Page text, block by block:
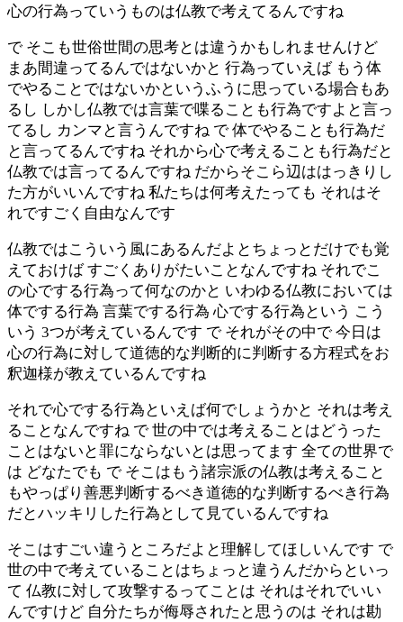
心の行為っていうものは仏教で考えてるんですね
で そこも世俗世間の思考とは違うかもしれませんけど
まあ間違ってるんではないかと 行為っていえば もう体
でやることではないかというふうに思っている場合もあ
るし しかし仏教では言葉で喋ることも行為ですよと言っ
てるし カンマと言うんですね で 体でやることも行為だ
と言ってるんですね それから心で考えることも行為だと
仏教では言ってるんですね だからそこら辺ははっきりし
た方がいいんですね 私たちは何考えたっても それはそ
れですごく自由なんです
仏教ではこういう風にあるんだよとちょっとだけでも覚
えておけば すごくありがたいことなんですね それでこ
の心でする行為って何なのかと いわゆる仏教においては
体でする行為 言葉でする行為 心でする行為という こう
いう 3つが考えているんです で それがその中で 今日は
心の行為に対して道徳的な判断的に判断する方程式をお
釈迦様が教えているんですね
それで心でする行為といえば何でしょうかと それは考え
ることなんですね で 世の中では考えることはどうった
ことはないと罪にならないとは思ってます 全ての世界で
は どなたでも で そこはもう諸宗派の仏教は考えること
もやっぱり善悪判断するべき道徳的な判断するべき行為
だとハッキリした行為として見ているんですね
そこはすごい違うところだよと理解してほしいんです で
世の中で考えていることはちょっと違うんだからといっ
て 仏教に対して攻撃するってことは それはそれでいい
んですけど 自分たちが侮辱されたと思うのは それは勘